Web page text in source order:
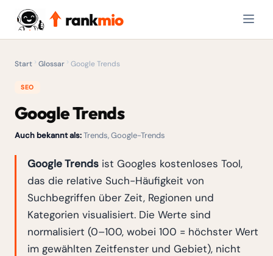
rankmio
Start Glossar Google Trends
SEO
Google Trends
Auch bekannt als:Trends, Google-Trends
Google Trends ist Googles kostenloses Tool,
das die relative Such-Häufigkeit von
Suchbegriffen über Zeit, Regionen und
Kategorien visualisiert. Die Werte sind
normalisiert (0–100, wobei 100 = höchster Wert
im gewählten Zeitfenster und Gebiet), nicht